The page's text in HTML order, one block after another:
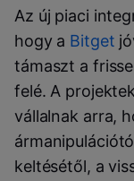
Az új piaci
hogy a Bitget
támaszt a
felé. A
vállalnak arra,
keltésétől, a